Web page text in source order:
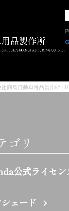
社向島自動車用品製作所
ゴリ
公式ライセン
ェード